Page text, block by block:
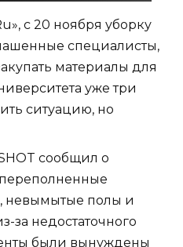
с 20 ноября уборку
специалисты,
материалы для
уже три
ситуацию, но
сообщил о
невымытые полы и
за недостаточного
были вынуждены